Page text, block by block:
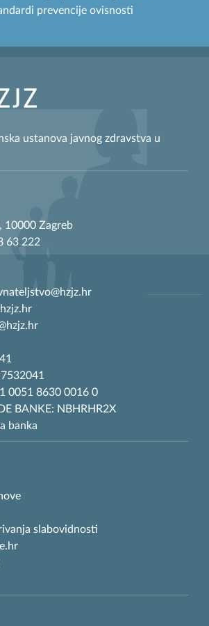
prevencije ovisnosti
ustanova javnog zdravstva u
10000 Zagreb
63 222
0051 8630 0016 0
BANKE: NBHRHR2X
banka
slabovidnosti